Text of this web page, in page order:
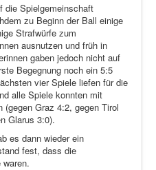
die Spielgemeinschaft
zu Beginn der Ball einige
Strafwürfe zum
ausnutzen und früh in
gaben jedoch nicht auf
Begegnung noch ein 5:5
vier Spiele liefen für die
alle Spiele konnten mit
(gegen Graz 4:2, gegen Tirol
Glarus 3:0).
es dann wieder ein
fest, dass die
waren.